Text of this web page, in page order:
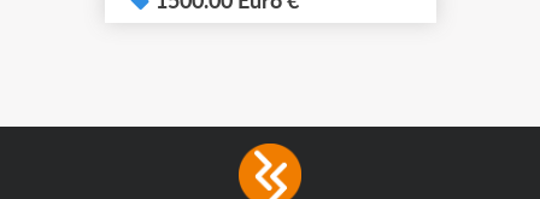
LEDs providing the
consumption The
permanence of a 50,000-